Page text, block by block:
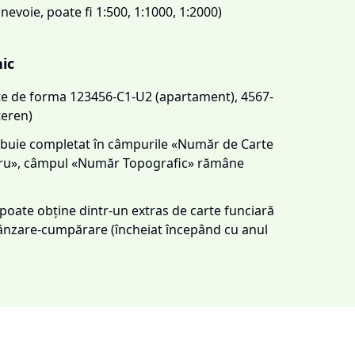
poate fi 1:500, 1:1000, 1:2000)
forma 123456-C1-U2 (apartament), 4567-
completat în câmpurile «Număr de Carte
câmpul «Număr Topografic» rămâne
obține dintr-un extras de carte funciară
cumpărare (încheiat începând cu anul